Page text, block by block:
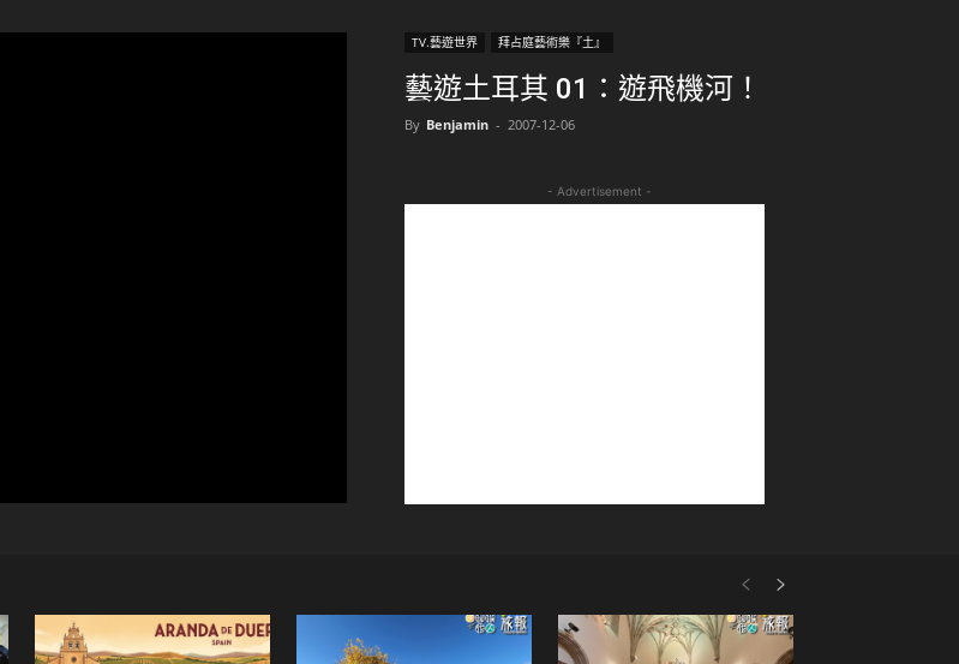
TV.藝遊世界 拜占庭藝術樂『土』
藝遊土耳其 01：遊飛機河！
By Benjamin - 2007-12-06
- Advertisement -